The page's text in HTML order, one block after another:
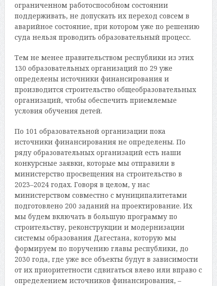
ограниченном работоспособном состоянии
поддерживать, не допускать их переход совсем в
аварийное состояние, при котором уже по решению
суда нельзя проводить образовательный процесс.
Тем не менее правительством республики из этих
130 образовательных организаций по 29 уже
определены источники финансирования и
производится строительство общеобразовательных
организаций, чтобы обеспечить приемлемые
условия обучения детей.
По 101 образовательной организации пока
источники финансирования не определены. По
ряду образовательных организаций есть наши
конкурсные заявки, которые мы отправили в
министерство просвещения на строительство в
2023–2024 годах. Говоря в целом, у нас
министерством совместно с муниципалитетами
подготовлено 200 заданий на проектирование. Их
мы будем включать в большую программу по
строительству, реконструкции и модернизации
системы образования Дагестана, которую мы
формируем по поручению главы республики, до
2030 года, где уже все объекты будут в зависимости
от их приоритетности сдвигаться влево или вправо с
определением источников финансирования, –